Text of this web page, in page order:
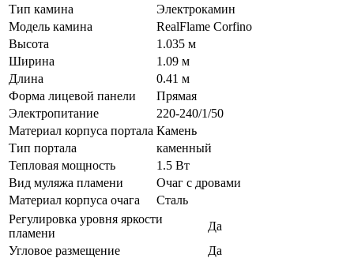
Тип камина
Электрокамин
Модель камина
RealFlame Corfino
Высота
1.035 м
Ширина
1.09 м
Длина
0.41 м
Форма лицевой панели
Прямая
Электропитание
220-240/1/50
Материал корпуса портала Камень
Тип портала
каменный
Тепловая мощность
1.5 Вт
Вид муляжа пламени
Очаг с дровами
Материал корпуса очага
Сталь
Регулировка уровня яркости
пламени
Да
Угловое размещение
Да